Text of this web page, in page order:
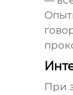
При